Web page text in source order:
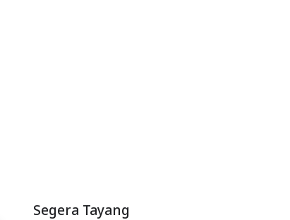
Segera Tayang